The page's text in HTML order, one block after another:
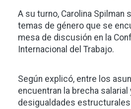
A su turno, Carolina Spilman
temas de género que se
mesa de discusión en la
Internacional del Trabajo.
Según explicó, entre los
encuentran la brecha salarial
desigualdades